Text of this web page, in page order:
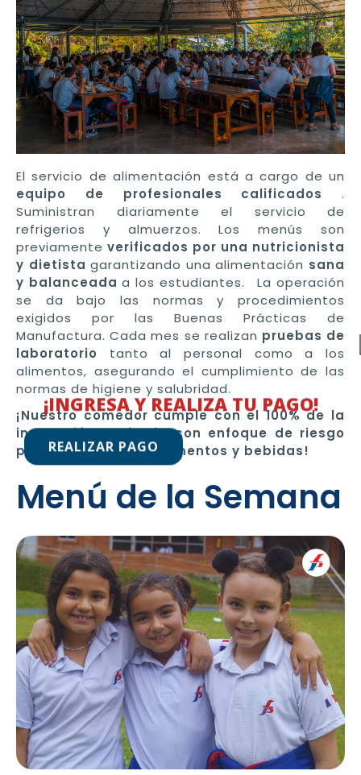
El servicio de alimentación está a cargo de un
equipo de profesionales calificados
.
Suministran diariamente el servicio de
refrigerios y almuerzos. Los menús son
previamente verificados por una nutricionista
y dietista garantizando una alimentación sana
y balanceada a los estudiantes.
La operación
se da bajo las normas y procedimientos
exigidos por las Buenas Prácticas de
Manufactura. Cada mes se realizan pruebas de
laboratorio tanto al personal como a los
alimentos, asegurando el cumplimiento de las
normas de higiene y salubridad.
¡Nuestro comedor cumple con el 100% de la
inspección sanitaria con enfoque de riesgo
para expendios de alimentos y bebidas!
Menú de la Semana
¡INGRESA Y REALIZA TU PAGO!
REALIZAR PAGO